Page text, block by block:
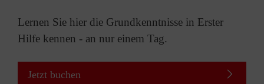
Lernen Sie hier die Grundkenntnisse in Erster
Hilfe kennen - an nur einem Tag.
Jetzt buchen